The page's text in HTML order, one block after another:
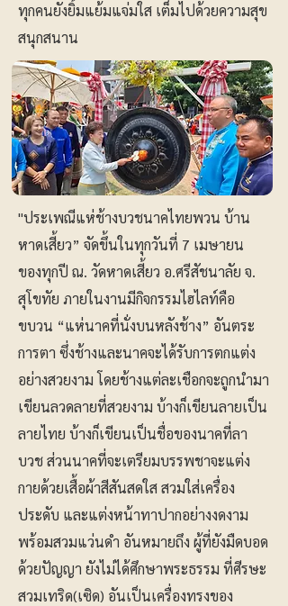
ทุกคนยังยิ้มแย้มแจ่มใส เต็มไปด้วยความสุข
สนุกสนาน
"ประเพณีแห่ช้างบวชนาคไทยพวน บ้าน
หาดเสี้ยว” จัดขึ้นในทุกวันที่ 7 เมษายน
ของทุกปี ณ. วัดหาดเสี้ยว อ.ศรีสัชนาลัย จ.
สุโขทัย ภายในงานมีกิจกรรมไฮไลท์คือ
ขบวน “แห่นาคที่นั่งบนหลังช้าง” อันตระ
การตา ซึ่งช้างและนาคจะได้รับการตกแต่ง
อย่างสวยงาม โดยช้างแต่ละเชือกจะถูกนำมา
เขียนลวดลายที่สวยงาม บ้างก็เขียนลายเป็น
ลายไทย บ้างก็เขียนเป็นชื่อของนาคที่ลา
บวช ส่วนนาคที่จะเตรียมบรรพชาจะแต่ง
กายด้วยเสื้อผ้าสีสันสดใส สวมใส่เครื่อง
ประดับ และแต่งหน้าทาปากอย่างงดงาม
พร้อมสวมแว่นดำ อันหมายถึง ผู้ที่ยังมืดบอด
ด้วยปัญญา ยังไม่ได้ศึกษาพระธรรม ที่ศีรษะ
สวมเทริด(เซิด) อันเป็นเครื่องทรงของ